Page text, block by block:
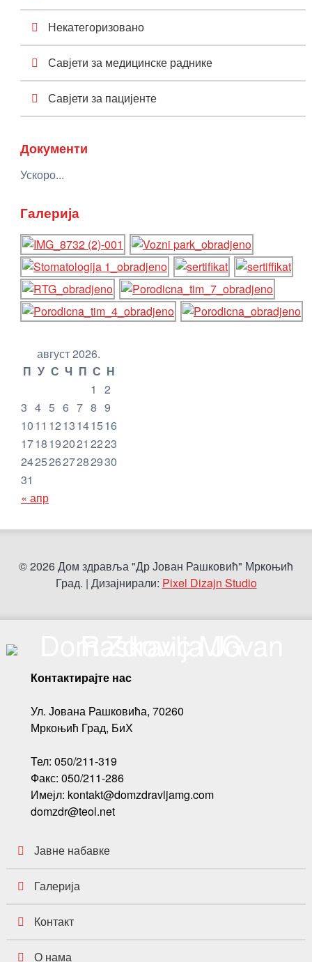
Некатегоризовано
Савјети за медицинске раднике
Савјети за пацијенте
Документи
Ускоро...
Галерија
август 2026.
П У С Ч П С Н
« апр
1
2
3 4 5 6 7 8 9
1011 1213141516
1718192021 2223
24252627282930
31
© 2026 Дом здравља "Др Јован Рашковић" Мркоњић
Град. | Дизајнирали: Pixel Dizajn Studio
Контактирајте нас
Ул. Јована Рашковића, 70260
Мркоњић Град, БиХ
Тел: 050/211-319
Факс: 050/211-286
Имејл: kontakt@domzdravljamg.com
domzdr@teol.net
Јавне набавке
Галерија
Контакт
О нама